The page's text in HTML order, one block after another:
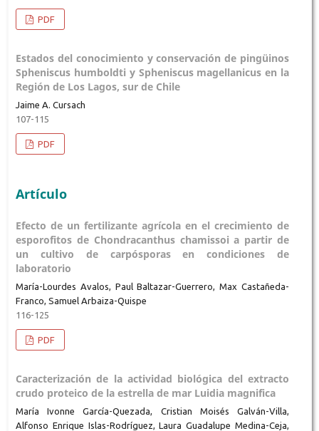
PDF
Estados del conocimiento y conservación de pingüinos
Spheniscus humboldti y Spheniscus magellanicus en la
Región de Los Lagos, sur de Chile
Jaime A. Cursach
107-115
PDF
Artículo
Efecto de un fertilizante agrícola en el crecimiento de
esporofitos de Chondracanthus chamissoi a partir de
un cultivo de carpósporas en condiciones de
laboratorio
María-Lourdes Avalos, Paul Baltazar-Guerrero, Max Castañeda-
Franco, Samuel Arbaiza-Quispe
116-125
PDF
Caracterización de la actividad biológica del extracto
crudo proteico de la estrella de mar Luidia magnifica
María Ivonne García-Quezada, Cristian Moisés Galván-Villa,
Alfonso Enrique Islas-Rodríguez, Laura Guadalupe Medina-Ceja,